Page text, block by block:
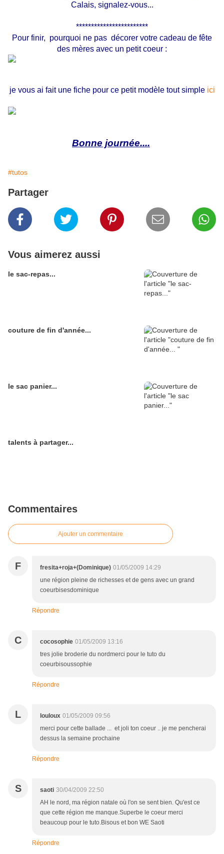
Calais, signalez-vous...
************************
Pour finir, pourquoi ne pas décorer votre cadeau de fête
des mères avec un petit coeur :
je vous ai fait une fiche pour ce petit modèle tout simple ici
Bonne journée....
#tutos
Partager
Vous aimerez aussi
le sac-repas...
couture de fin d'année...
le sac panier...
talents à partager...
Commentaires
Ajouter un commentaire
F fresita+roja+(Dominique) 01/05/2009 14:29
une région pleine de richesses et de gens avec un grand
coeurbisesdominique
Répondre
C cocosophie 01/05/2009 13:16
tres jolie broderie du nordmerci pour le tuto du
coeurbisoussophie
Répondre
L louloux 01/05/2009 09:56
merci pour cette ballade ... et joli ton coeur .. je me pencherai
dessus la semaine prochaine
Répondre
S saoti 30/04/2009 22:50
AH le nord, ma région natale où l'on se sent bien. Qu'est ce
que cette région me manque.Superbe le coeur merci
beaucoup pour le tuto.Bisous et bon WE Saoti
Répondre